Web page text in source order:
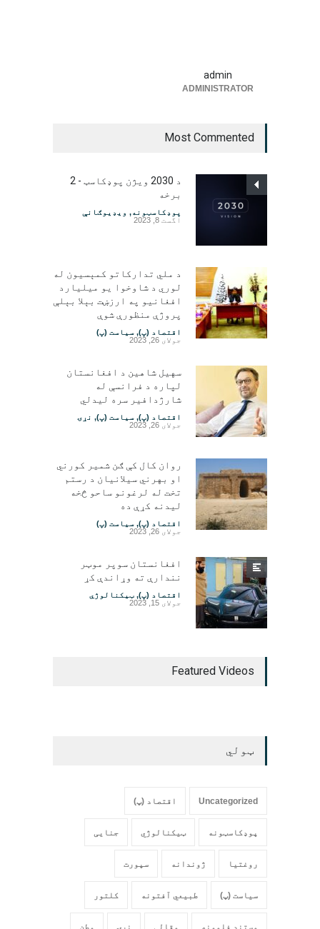
admin
ADMINISTRATOR
Most Commented
د 2030 ویژن پوډکاسټ - 2
برخه
پوډکاسټونه, ویډیوګانې
اگست 8, 2023
د ملي تدارکاتو کمېسیون له
لوري د شاوخوا یو میلیارد
افغانیو په ارزښت بېلا بېلې
پروژې منظورې شوې
اقتصاد (پ), سیاست (پ)
جولای 26, 2023
سهیل شاهین د افغانستان
لپاره د فرانسې له
شارژدافیر سره لیدلي
اقتصاد (پ), سیاست (پ), نړۍ
جولای 26, 2023
روان کال کې ګن شمیر کورني
او بهرني سیلانیان د رستم
تخت له لرغونو ساحو څخه
لیدنه کړې ده
اقتصاد (پ), سیاست (پ)
جولای 26, 2023
افغانستان سوپر موټر
نندارې ته وړاندې کړ
اقتصاد (پ), ټیکنالوژي
جولای 15, 2023
Featured Videos
ټولي
Uncategorized اقتصاد (پ)
پوډکاسټونه ټیکنالوژي جنایی
روغتیا ژوندانه سپورت
سیاست (پ) طبیعي آفتونه کلتور
مستند فلمونه مقالې نړۍ وطن